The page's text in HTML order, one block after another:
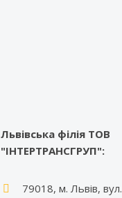
Львівська філія ТОВ
"ІНТЕРТРАНСГРУП":
79018, м. Львів, вул.